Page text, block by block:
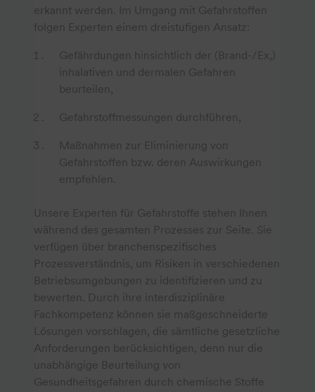
erkannt werden. Im Umgang mit Gefahrstoffen
folgen Experten einem dreistufigen Ansatz:
Gefährdungen hinsichtlich der (Brand-/Ex,)
inhalativen und dermalen Gefahren
beurteilen,
Gefahrstoffmessungen durchführen,
Maßnahmen zur Eliminierung von
Gefahrstoffen bzw. deren Auswirkungen
empfehlen.
Unsere Experten für Gefahrstoffe stehen Ihnen
während des gesamten Prozesses zur Seite. Sie
verfügen über branchenspezifisches
Prozessverständnis, um Risiken in verschiedenen
Betriebsumgebungen zu identifizieren und zu
bewerten. Durch ihre interdisziplinäre
Fachkompetenz können sie maßgeschneiderte
Lösungen vorschlagen, die sämtliche gesetzliche
Anforderungen berücksichtigen, denn nur die
unabhängige Beurteilung von
Gesundheitsgefahren durch chemische Stoffe